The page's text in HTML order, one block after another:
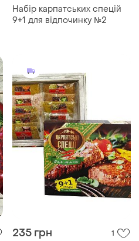
Набір карпатських спецій
9+1 для відпочинку №2
235 грн 1